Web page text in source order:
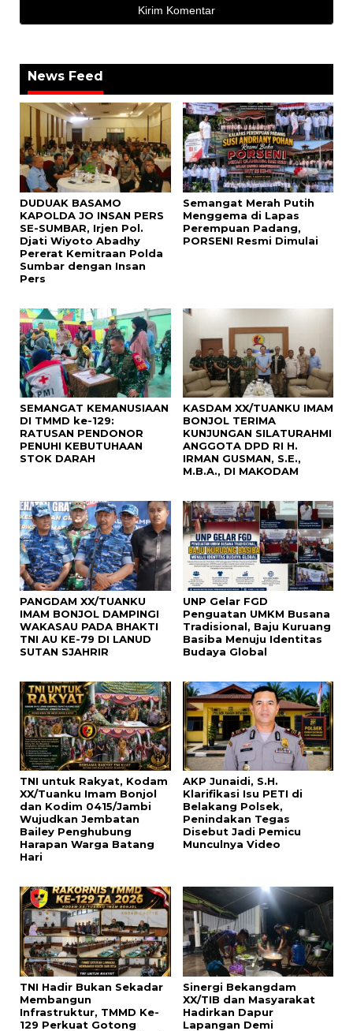
News Feed
DUDUAK BASAMO
KAPOLDA JO INSAN PERS
SE-SUMBAR, Irjen Pol.
Djati Wiyoto Abadhy
Pererat Kemitraan Polda
Sumbar dengan Insan
Pers
Semangat Merah Putih
Menggema di Lapas
Perempuan Padang,
PORSENI Resmi Dimulai
SEMANGAT KEMANUSIAAN
DI TMMD ke-129:
RATUSAN PENDONOR
PENUHI KEBUTUHAAN
STOK DARAH
KASDAM XX/TUANKU IMAM
BONJOL TERIMA
KUNJUNGAN SILATURAHMI
ANGGOTA DPD RI H.
IRMAN GUSMAN, S.E.,
M.B.A., DI MAKODAM
PANGDAM XX/TUANKU
IMAM BONJOL DAMPINGI
WAKASAU PADA BHAKTI
TNI AU KE-79 DI LANUD
SUTAN SJAHRIR
UNP Gelar FGD
Penguatan UMKM Busana
Tradisional, Baju Kuruang
Basiba Menuju Identitas
Budaya Global
TNI untuk Rakyat, Kodam
XX/Tuanku Imam Bonjol
dan Kodim 0415/Jambi
Wujudkan Jembatan
Bailey Penghubung
Harapan Warga Batang
Hari
AKP Junaidi, S.H.
Klarifikasi Isu PETI di
Belakang Polsek,
Penindakan Tegas
Disebut Jadi Pemicu
Munculnya Video
TNI Hadir Bukan Sekadar
Membangun
Infrastruktur, TMMD Ke-
129 Perkuat Gotong
Sinergi Bekangdam
XX/TIB dan Masyarakat
Hadirkan Dapur
Lapangan Demi